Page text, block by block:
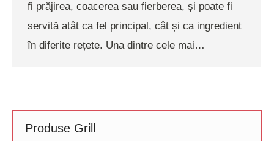
fi prăjirea, coacerea sau fierberea, și poate fi
servită atât ca fel principal, cât și ca ingredient
în diferite rețete. Una dintre cele mai…
Produse Grill